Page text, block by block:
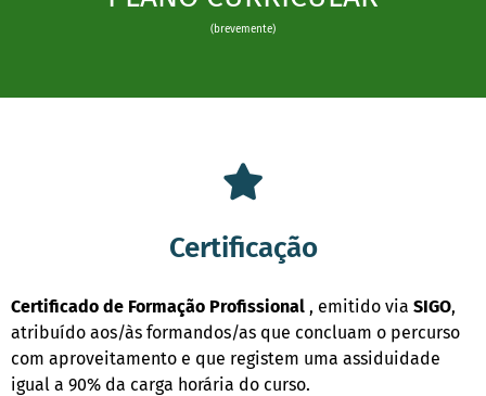
(brevemente)
Certificação
Certificado de Formação Profissional , emitido via SIGO,
atribuído aos/às formandos/as que concluam o percurso
com aproveitamento e que registem uma assiduidade
igual a 90% da carga horária do curso.